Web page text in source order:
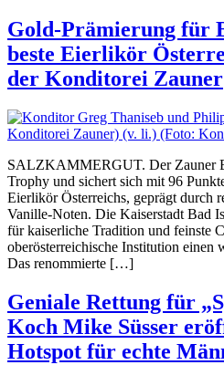
Gold-Prämierung für
beste Eierlikör
der Konditorei Zauner
SALZKAMMERGUT. Der Zauner
Trophy und sichert sich mit 96
Eierlikör Österreichs, geprägt durch
Vanille-Noten. Die Kaiserstadt Bad
für kaiserliche Tradition und feinste
oberösterreichische Institution einen
Das renommierte […]
Geniale Rettung für
Koch Mike Süsser
Hotspot für echte